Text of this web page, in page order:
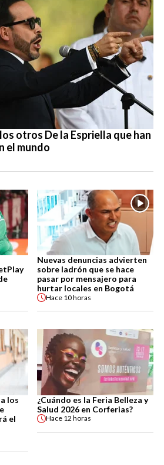
otros De la Espriella que han
el mundo
Nuevas denuncias advierten
sobre ladrón que se hace
pasar por mensajero para
hurtar locales en Bogotá
Hace 10 horas
los
el
¿Cuándo es la Feria Belleza y
Salud 2026 en Corferias?
Hace 12 horas